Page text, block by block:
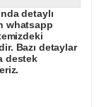
detaylı
whatsapp
Bazı detaylar
destek